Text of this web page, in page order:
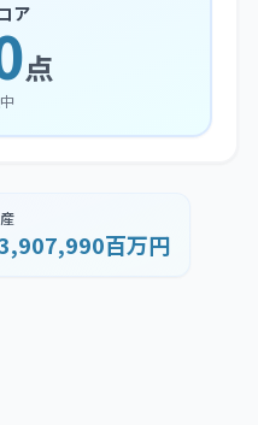
ア
点
百万円